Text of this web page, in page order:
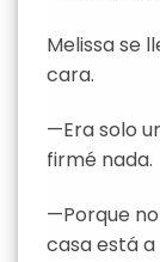
Melissa se
cara.
—Era solo
firmé nada.
—Porque
casa está